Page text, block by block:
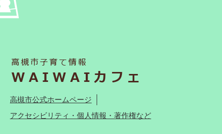
高槻市公式ホームページ
アクセシビリティ・個人情報・著作権など